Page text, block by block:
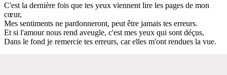
C'est la dernière fois que tes yeux viennent lire les pages de mon
cœur,
Mes sentiments ne pardonneront, peut être jamais tes erreurs.
Et si l'amour nous rend aveugle, c'est mes yeux qui sont déçus,
Dans le fond je remercie tes erreurs, car elles m'ont rendues la vue.